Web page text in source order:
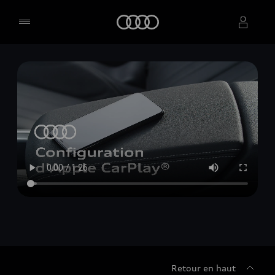
Sélectionner un concessionnaire
Retour en haut